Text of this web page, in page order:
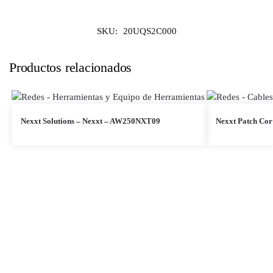
SKU: 20UQS2C000
Productos relacionados
Nexxt Solutions – Nexxt – AW250NXT09 Nexxt Patch